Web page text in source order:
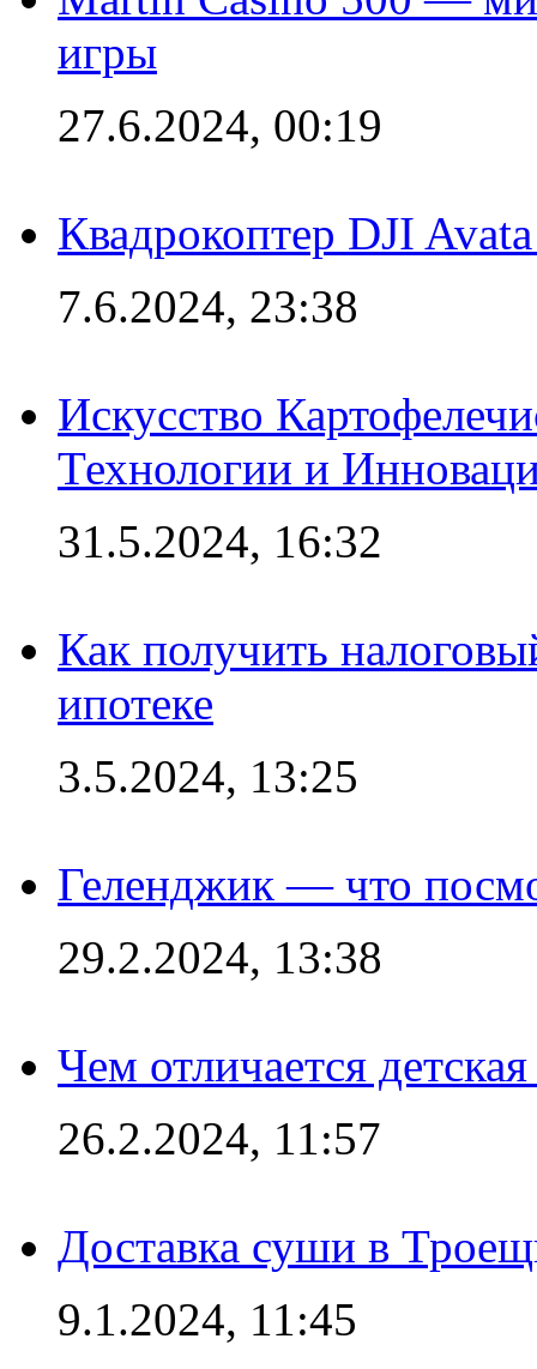
игры
27.6.2024, 00:19
Квадрокоптер DJI
7.6.2024, 23:38
Искусство
Технологии и
31.5.2024, 16:32
Как получить
ипотеке
3.5.2024, 13:25
Геленджик — что
29.2.2024, 13:38
Чем отличается
26.2.2024, 11:57
Доставка суши в
9.1.2024, 11:45